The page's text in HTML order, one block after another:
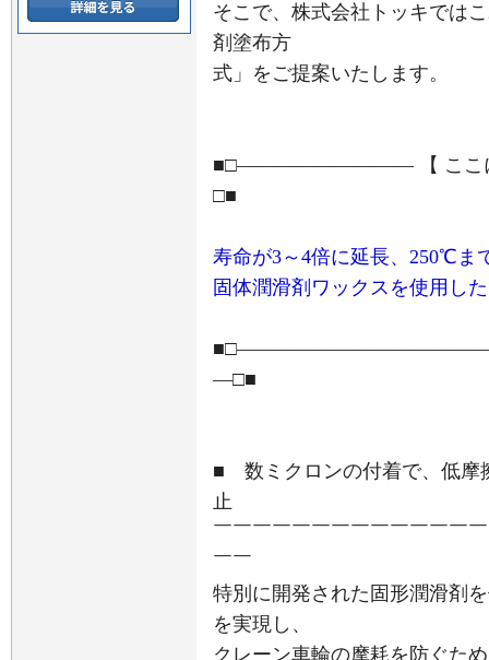
そこで、株式会社トッキでは
剤塗布方
式」をご提案いたします。
■□――――――――― 【 ここ
□■
寿命が3～4倍に延長、250℃ま
固体潤滑剤ワックスを使用し
―□■
■ 数ミクロンの付着で、低摩
止
￣￣￣￣￣￣￣￣￣￣￣￣￣
￣￣
特別に開発された固形潤滑剤
を実現し、
クレーン車輪の摩耗を防ぐた